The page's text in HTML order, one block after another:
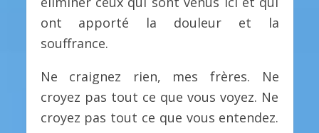
ont apporté la douleur et la
souffrance.
Ne craignez rien, mes frères. Ne
croyez pas tout ce que vous voyez. Ne
croyez pas tout ce que vous entendez.